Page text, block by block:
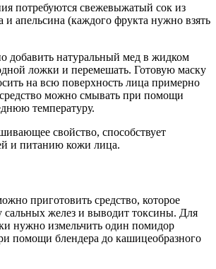
потребуются свежевыжатый сок из
и апельсина (каждого фрукта нужно взять
добавить натуральный мед в жидком
ложки и перемешать. Готовую маску
на всю поверхность лица примерно
можно смывать при помощи
температуру.
свойство, способствует
и питанию кожи лица.
приготовить средство, которое
сальных желез и выводит токсины. Для
нужно измельчить один помидор
помощи блендера до кашицеобразного